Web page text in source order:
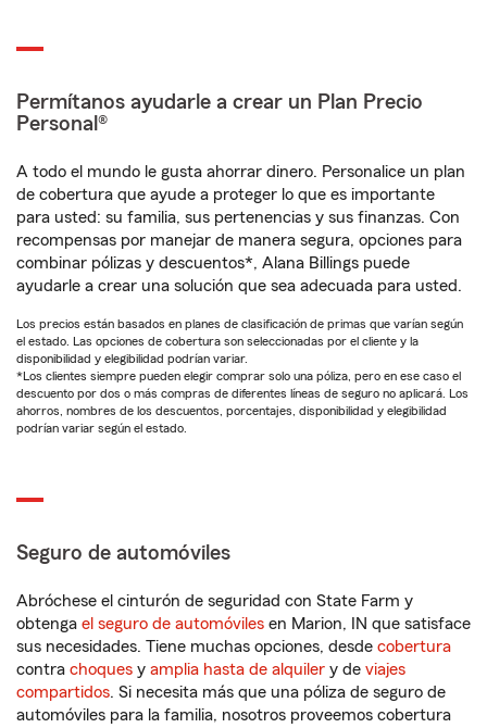
Permítanos ayudarle a crear un Plan Precio
Personal®
A todo el mundo le gusta ahorrar dinero. Personalice un plan
de cobertura que ayude a proteger lo que es importante
para usted: su familia, sus pertenencias y sus finanzas. Con
recompensas por manejar de manera segura, opciones para
combinar pólizas y descuentos*, Alana Billings puede
ayudarle a crear una solución que sea adecuada para usted.
Los precios están basados en planes de clasificación de primas que varían según
el estado. Las opciones de cobertura son seleccionadas por el cliente y la
disponibilidad y elegibilidad podrían variar.
*Los clientes siempre pueden elegir comprar solo una póliza, pero en ese caso el
descuento por dos o más compras de diferentes líneas de seguro no aplicará. Los
ahorros, nombres de los descuentos, porcentajes, disponibilidad y elegibilidad
podrían variar según el estado.
Seguro de automóviles
Abróchese el cinturón de seguridad con State Farm y
obtenga el seguro de automóviles en Marion, IN que satisface
sus necesidades. Tiene muchas opciones, desde cobertura
contra choques y amplia hasta de alquiler y de viajes
compartidos. Si necesita más que una póliza de seguro de
automóviles para la familia, nosotros proveemos cobertura